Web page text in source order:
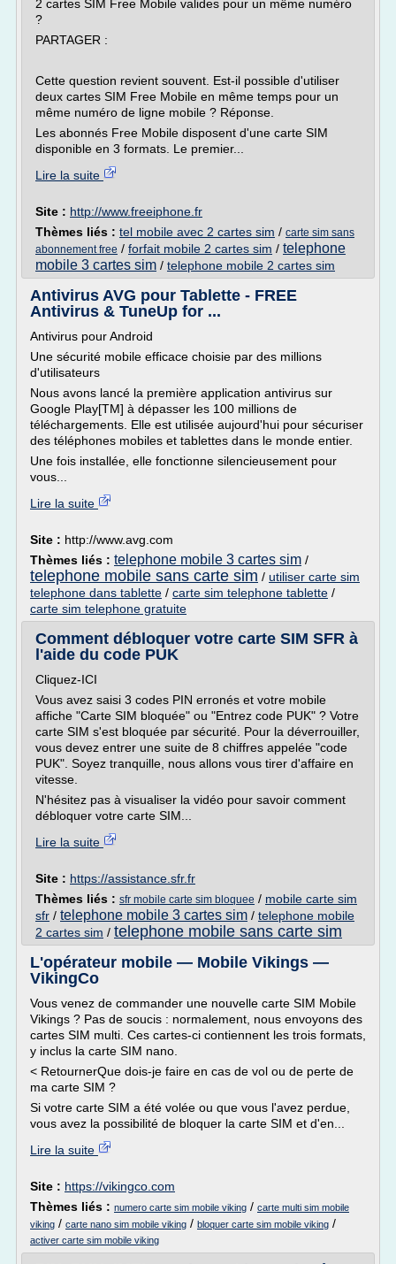
2 cartes SIM Free Mobile valides pour un même numéro
?
PARTAGER :
Cette question revient souvent. Est-il possible d'utiliser
deux cartes SIM Free Mobile en même temps pour un
même numéro de ligne mobile ? Réponse.
Les abonnés Free Mobile disposent d'une carte SIM
disponible en 3 formats. Le premier...
Lire la suite
Site : http://www.freeiphone.fr
Thèmes liés : tel mobile avec 2 cartes sim / carte sim sans
abonnement free / forfait mobile 2 cartes sim / telephone
mobile 3 cartes sim / telephone mobile 2 cartes sim
Antivirus AVG pour Tablette - FREE
Antivirus & TuneUp for ...
Antivirus pour Android
Une sécurité mobile efficace choisie par des millions
d'utilisateurs
Nous avons lancé la première application antivirus sur
Google Play[TM] à dépasser les 100 millions de
téléchargements. Elle est utilisée aujourd'hui pour sécuriser
des téléphones mobiles et tablettes dans le monde entier.
Une fois installée, elle fonctionne silencieusement pour
vous...
Lire la suite
Site : http://www.avg.com
Thèmes liés : telephone mobile 3 cartes sim /
telephone mobile sans carte sim / utiliser carte sim
telephone dans tablette / carte sim telephone tablette /
carte sim telephone gratuite
Comment débloquer votre carte SIM SFR à
l'aide du code PUK
Cliquez-ICI
Vous avez saisi 3 codes PIN erronés et votre mobile
affiche "Carte SIM bloquée" ou "Entrez code PUK" ? Votre
carte SIM s'est bloquée par sécurité. Pour la déverrouiller,
vous devez entrer une suite de 8 chiffres appelée "code
PUK". Soyez tranquille, nous allons vous tirer d'affaire en
vitesse.
N'hésitez pas à visualiser la vidéo pour savoir comment
débloquer votre carte SIM...
Lire la suite
Site : https://assistance.sfr.fr
Thèmes liés : sfr mobile carte sim bloquee / mobile carte sim
sfr / telephone mobile 3 cartes sim / telephone mobile
2 cartes sim / telephone mobile sans carte sim
L'opérateur mobile — Mobile Vikings —
VikingCo
Vous venez de commander une nouvelle carte SIM Mobile
Vikings ? Pas de soucis : normalement, nous envoyons des
cartes SIM multi. Ces cartes-ci contiennent les trois formats,
y inclus la carte SIM nano.
< RetournerQue dois-je faire en cas de vol ou de perte de
ma carte SIM ?
Si votre carte SIM a été volée ou que vous l'avez perdue,
vous avez la possibilité de bloquer la carte SIM et d'en...
Lire la suite
Site : https://vikingco.com
Thèmes liés : numero carte sim mobile viking / carte multi sim mobile
viking / carte nano sim mobile viking / bloquer carte sim mobile viking /
activer carte sim mobile viking